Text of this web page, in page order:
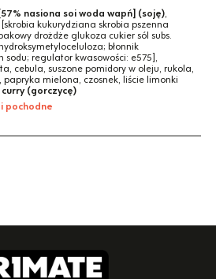
nasiona soi woda wapń] (soję),
kukurydziana skrobia pszenna
drożdże glukoza cukier sól subs.
błonnik
regulator kwasowości: e575],
cebula, suszone pomidory w oleju, rukola,
papryka mielona, czosnek, liście limonki
curry (gorczycę)
pochodne